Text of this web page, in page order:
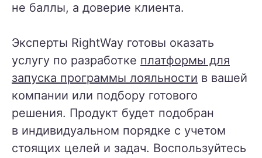
не баллы, а доверие клиента.
Эксперты RightWay готовы оказать
услугу по разработке платформы для
запуска программы лояльности в вашей
компании или подбору готового
решения. Продукт будет подобран
в индивидуальном порядке с учетом
стоящих целей и задач. Воспользуйтесь